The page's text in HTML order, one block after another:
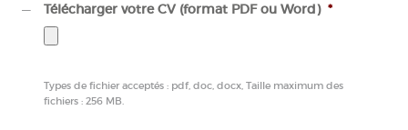
Télécharger votre CV (format PDF ou Word) *
Types de fichier acceptés : pdf, doc, docx, Taille maximum des
fichiers : 256 MB.